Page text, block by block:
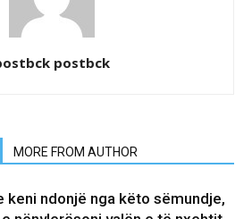
postbck
MORE FROM AUTHOR
keni ndonjë nga këto sëmundje,